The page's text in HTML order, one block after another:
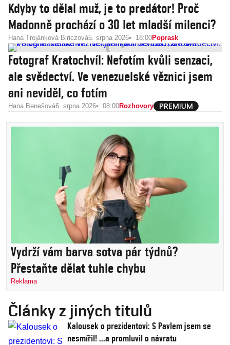
Kdyby to dělal muž, je to predátor! Proč
Madonně prochází o 30 let mladší milenci?
Hana Trojánková Biriczová5. srpna 2026 18:00Poprask
Fotograf Kratochvíl: Nefotím kvůli senzaci,
ale svědectví. Ve venezuelské věznici jsem
ani neviděl, co fotím
Hana Benešová6. srpna 2026 08:00Rozhovory
Vydrží vám barva sotva pár týdnů?
Přestaňte dělat tuhle chybu
Reklama
Články z jiných titulů
Kalousek o prezidentovi: S Pavlem jsem se
nesmířil! ...a promluvil o návratu